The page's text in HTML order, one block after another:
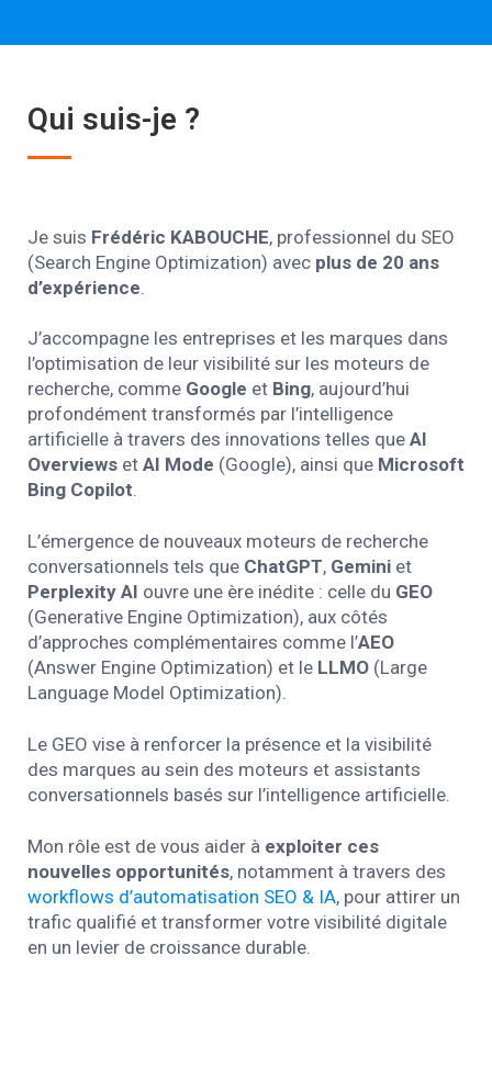
Qui suis-je ?
Je suis Frédéric KABOUCHE, professionnel du SEO
(Search Engine Optimization) avec plus de 20 ans
d’expérience
J’accompagne les entreprises et les marques dans
l’optimisation de leur visibilité sur les moteurs de
recherche, comme Google et Bing, aujourd’hui
profondément transformés par l’intelligence
artificielle à travers des innovations telles que AI
Overviews et AI Mode (Google), ainsi que Microsoft
Bing Copilot.
L’émergence de nouveaux moteurs de recherche
conversationnels tels que ChatGPT, Gemini et
Perplexity AI ouvre une ère inédite : celle du GEO
(Generative Engine Optimization), aux côtés
d’approches complémentaires comme l’AEO
(Answer Engine Optimization) et le LLMO (Large
Language Model Optimization).
Le GEO vise à renforcer la présence et la visibilité
des marques au sein des moteurs et assistants
conversationnels basés sur l’intelligence artificielle.
Mon rôle est de vous aider à exploiter ces
nouvelles opportunités, notamment à travers des
workflows d’automatisation SEO & IA, pour attirer un
trafic qualifié et transformer votre visibilité digitale
en un levier de croissance durable.